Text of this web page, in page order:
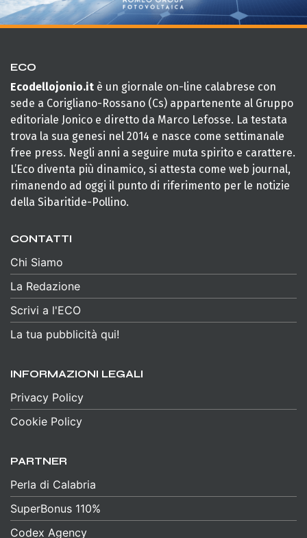
ECO
Ecodellojonio.it è un giornale on-line calabrese con
sede a Corigliano-Rossano (Cs) appartenente al Gruppo
editoriale Jonico e diretto da Marco Lefosse. La testata
trova la sua genesi nel 2014 e nasce come settimanale
free press. Negli anni a seguire muta spirito e carattere.
L’Eco diventa più dinamico, si attesta come web journal,
rimanendo ad oggi il punto di riferimento per le notizie
della Sibaritide-Pollino.
CONTATTI
Chi Siamo
La Redazione
Scrivi a l'ECO
La tua pubblicità qui!
INFORMAZIONI LEGALI
Privacy Policy
Cookie Policy
PARTNER
Perla di Calabria
SuperBonus 110%
Codex Agency